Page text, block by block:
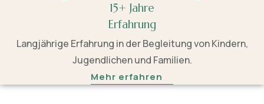
15+ Jahre
Erfahrung
Langjährige Erfahrung in der Begleitung von Kindern,
Jugendlichen und Familien.
Mehr erfahren